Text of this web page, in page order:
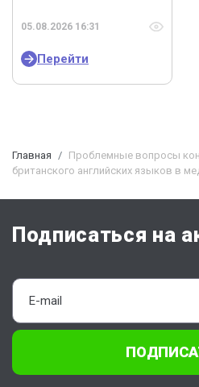
05.08.2026 16:31
Перейти
Главная
Проблемные вопросы
британского английских языков в
Подписаться на